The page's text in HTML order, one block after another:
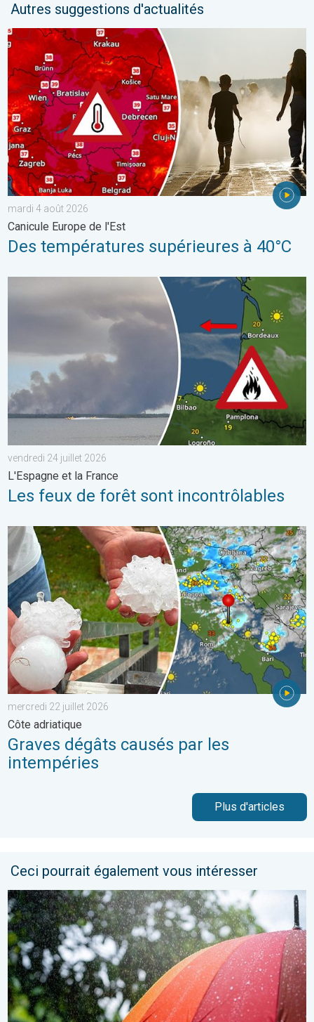
Autres suggestions d'actualités
Des températures supérieures à 40°C. Canicule Europe de
mardi 4 août 2026
Canicule Europe de l'Est
Des températures supérieures à 40°C
Les feux de forêt sont incontrôlables. L'Espagne et la France.
vendredi 24 juillet 2026
L'Espagne et la France
Les feux de forêt sont incontrôlables
Graves dégâts causés par les intempéries. Côte adriatique. .
mercredi 22 juillet 2026
Côte adriatique
Graves dégâts causés par les
intempéries
Plus d'articles
Ceci pourrait également vous intéresser
Des conditions encore bien humides. Météo de votre